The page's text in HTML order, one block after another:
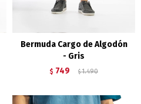
Bermuda Cargo de Algodón
- Gris
$ 749 $ 1.490